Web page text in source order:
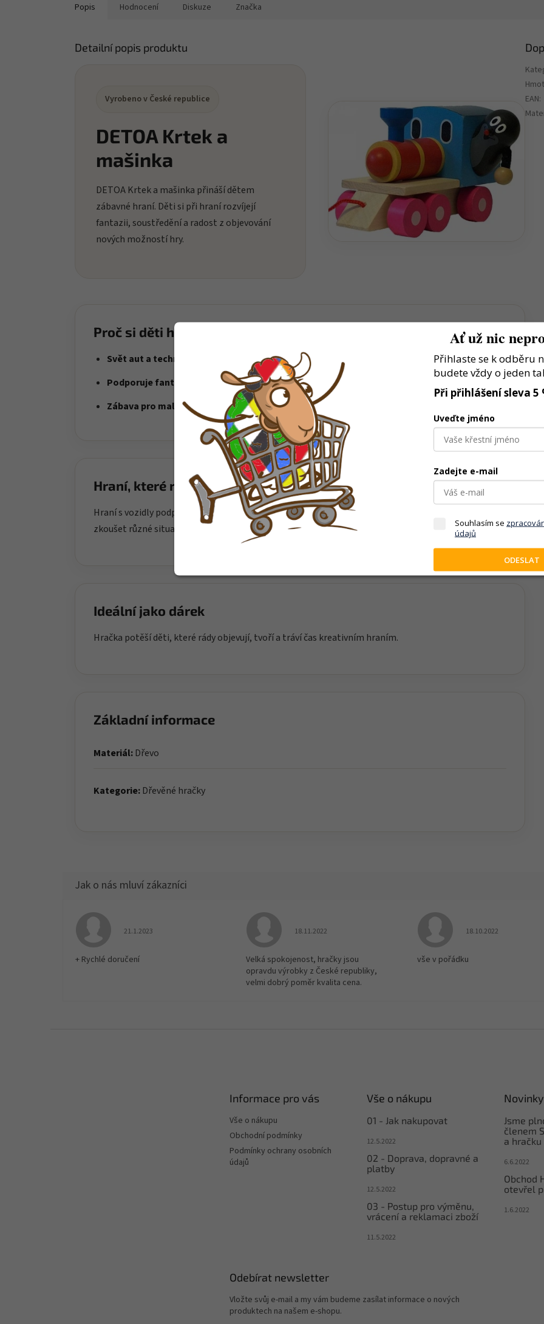
Popis Hodnocení Diskuze Značka
Detailní popis produktu
Vyrobeno v České republice
DETOA Krtek a
mašinka
DETOA Krtek a mašinka přináší dětem
zábavné hraní. Děti si při hraní rozvíjejí
fantazii, soustředění a radost z objevování
nových možností hry.
Proč si děti hračku oblíbí?
Svět aut a techniky
– děti si vytvářejí vlastní dopravní a pracovní scénáře
Podporuje fantazii
– hra na profese a situace rozvíjí kreativitu
Zábava pro malé řidiče
– skvělá volba pro děti, které milují vozidla a stroje
Hraní, které rozvíjí
Hraní s vozidly podporuje fantazii, vyprávění vlastních příběhů a jemnou motoriku. Děti si mohou
zkoušet různé situace ze světa dopravy, stavby nebo záchranných složek.
Ideální jako dárek
Hračka potěší děti, které rády objevují, tvoří a tráví čas kreativním hraním.
Základní informace
Materiál: Dřevo
Kategorie: Dřevěné hračky
EAN:
Hodnocení obchodu je 5 z 5 hvězdiček.
21.1.2023
+ Rychlé doručení
Hodnocení obchodu je 5 z 5 hvězdiček.
18.11.2022
Velká spokojenost, hračky jsou
opravdu výrobky z České republiky,
velmi dobrý poměr kvalita cena.
Hodnocení obchodu
18.10.2022
vše v pořádku
Informace pro vás
Vše o nákupu
Obchodní podmínky
Podmínky ochrany osobních
údajů
Vše o nákupu
01 - Jak nakupovat
12.5.2022
02 - Doprava, dopravné a
platby
12.5.2022
03 - Postup pro výměnu,
vrácení a reklamaci zboží
11.5.2022
Novinky
Jsme
členem
a hračku
6.6.2022
Obchod
otevřel
1.6.2022
Odebírat newsletter
Vložte svůj e-mail a my vám budeme zasílat informace o nových
produktech na našem e-shopu.
Ať už nic
Přihlaste se k odběru
budete vždy o jeden
Při přihlášení sleva 5
Uveďte jméno
Zadejte e-mail
Souhlasím se
údajů
ODESLAT